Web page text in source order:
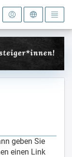
geben Sie
einen Link